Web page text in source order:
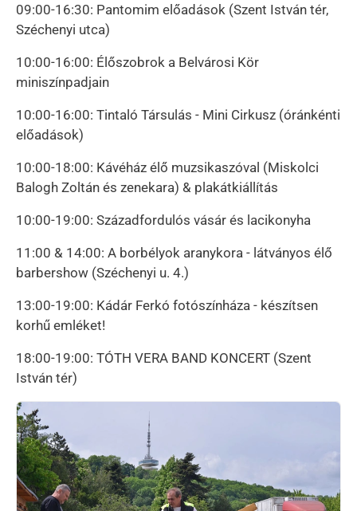
09:00-16:30: Pantomim előadások (Szent István tér,
Széchenyi utca)
10:00-16:00: Élőszobrok a Belvárosi Kör
miniszínpadjain
10:00-16:00: Tintaló Társulás - Mini Cirkusz (óránkénti
előadások)
10:00-18:00: Kávéház élő muzsikaszóval (Miskolci
Balogh Zoltán és zenekara) & plakátkiállítás
10:00-19:00: Századfordulós vásár és lacikonyha
11:00 & 14:00: A borbélyok aranykora - látványos élő
barbershow (Széchenyi u. 4.)
13:00-19:00: Kádár Ferkó fotószínháza - készítsen
korhű emléket!
18:00-19:00: TÓTH VERA BAND KONCERT (Szent
István tér)
Kép